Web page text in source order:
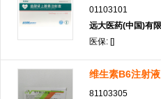
01103101
远大医药(中国)有
医保: []
维生素B6注射液
81103305